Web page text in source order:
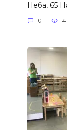
Неба, 65
0 41